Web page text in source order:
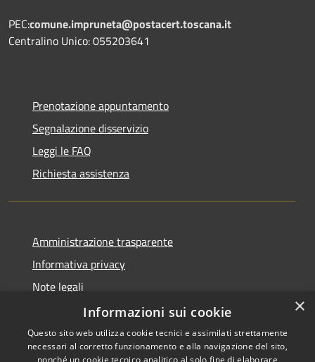
PEC:comune.impruneta@postacert.toscana.it
Centralino Unico: 055203641
Prenotazione appuntamento
Segnalazione disservizio
Leggi le FAQ
Richiesta assistenza
Amministrazione trasparente
Informativa privacy
Note legali
Dichiarazione di accessibilità
×
Informazioni sui cookie
Questo sito web utilizza cookie tecnici e assimilati strettamente
necessari al corretto funzionamento e alla navigazione del sito,
nonché un cookie tecnico analitico al solo fine di elaborare